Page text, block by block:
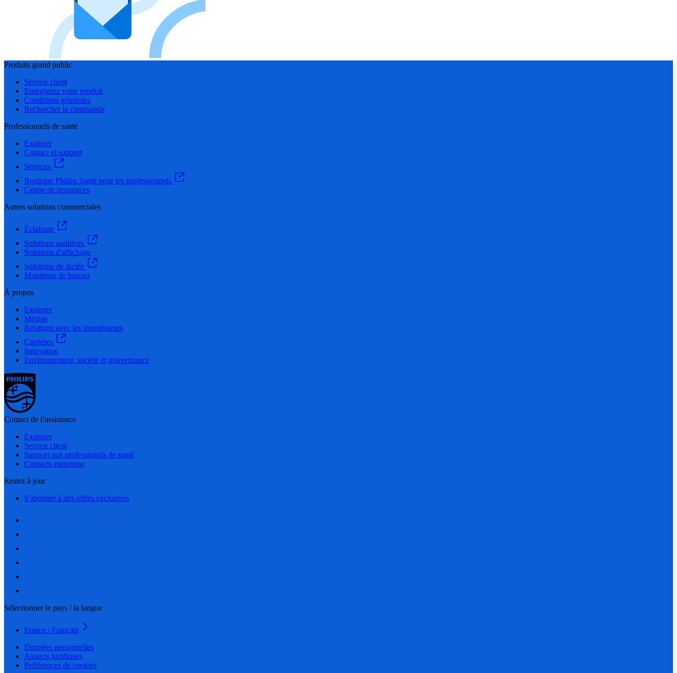
Produits grand public
Service client
Enregistrez votre produit
Conditions générales
Rechercher la commande
Professionnels de santé
Explorer
Contact et support
Services
Boutique Philips Santé pour les professionnels
Centre de ressources
Autres solutions commerciales
Éclairage
Solutions auditives
Solutions d'affichage
Solutions de dictée
Moniteurs de bureau
À propos
Explorer
Médias
Relations avec les investisseurs
Carrières
Innovation
Environnement, société et gouvernance
Contact de l’assistance
Explorer
Service client
Support aux professionels de santé
Contacts entreprise
Restez à jour
S'abonner à des offres exclusives
Sélectionner le pays / la langue
France / Français
Données personnelles
Aspects juridiques
Préférences de cookies